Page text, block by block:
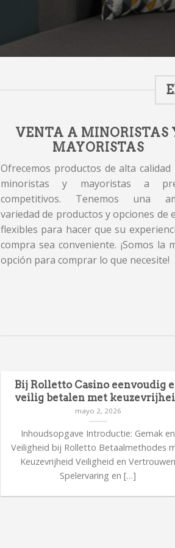
VENTA A MINORISTAS
MAYORISTAS
Ofrecemos productos de alta calidad
minoristas y mayoristas a
competitivos. Tenemos una
variedad de productos y opciones de
flexibles para hacer que su
compra sea conveniente. ¡Somos la
opción para comprar lo que necesite!
Bij Rolletto Casino eenvoudig
veilig betalen met
mayo 2, 2026
Inhoudsopgave Introductie: Gemak en
Veiligheid bij Rolletto Betaalmethodes
Keuzevrijheid Veiligheid en
Spelervaring en […]